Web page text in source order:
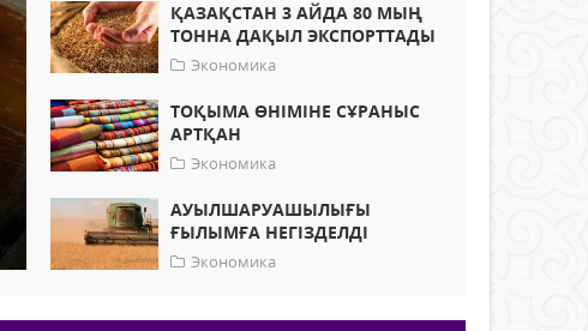
ҚАЗАҚСТАН 3 АЙДА 80 МЫҢ
ТОННА ДАҚЫЛ ЭКСПОРТТАДЫ
Экономика
ТОҚЫМА ӨНІМІНЕ СҰРАНЫС
АРТҚАН
Экономика
АУЫЛШАРУАШЫЛЫҒЫ
ҒЫЛЫМҒА НЕГІЗДЕЛДІ
Экономика